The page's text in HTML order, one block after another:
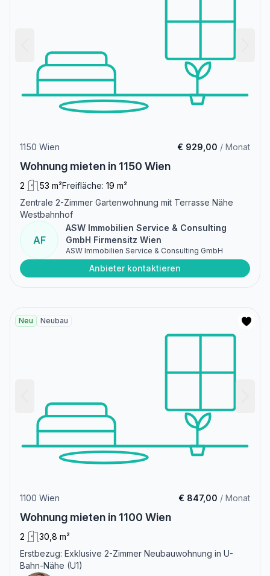
1150 Wien € 929,00 / Monat
Wohnung mieten in 1150 Wien
2 53 m²Freifläche: 19 m²
Zentrale 2-Zimmer Gartenwohnung mit Terrasse Nähe
Westbahnhof
AF
ASW Immobilien Service & Consulting
GmbH Firmensitz Wien
ASW Immobilien Service & Consulting GmbH
Anbieter kontaktieren
Neu Neubau
1100 Wien € 847,00 / Monat
Wohnung mieten in 1100 Wien
2
30,8 m²
Erstbezug: Exklusive 2-Zimmer Neubauwohnung in U-
Bahn-Nähe (U1)